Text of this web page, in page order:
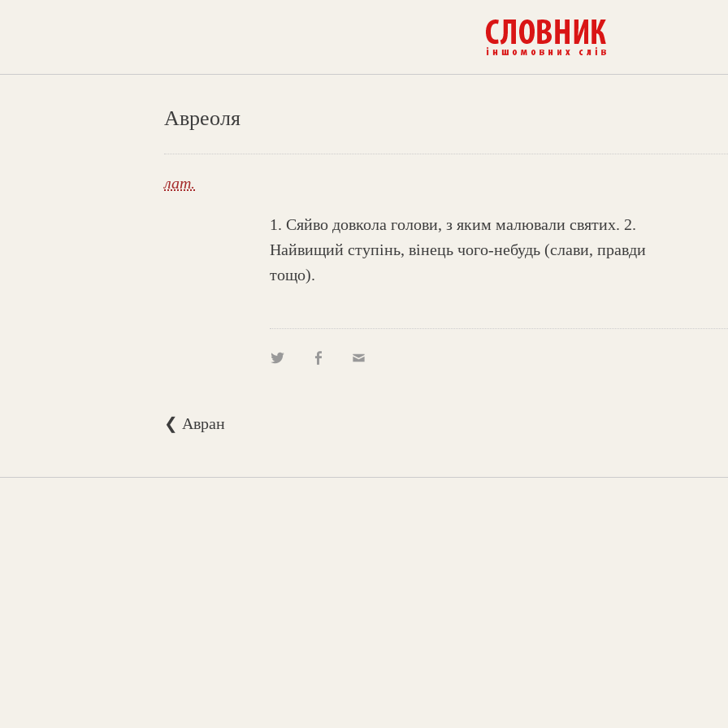
Авреоля
лат.
1. Сяйво довкола голови, з яким малювали святих. 2.
Найвищий ступінь, вінець чого-небудь (слави, правди
тощо).
❮ Авран